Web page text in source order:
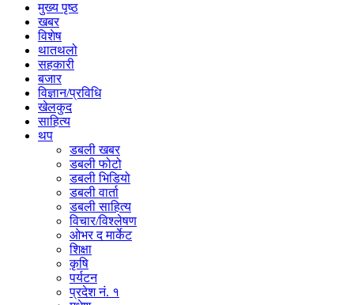
मुख्य पृष्ठ
खबर
विशेष
थातथलो
सहकारी
बजार
विज्ञान/प्रविधि
खेलकुद
साहित्य
थप
डबली खबर
डबली फोटो
डबली भिडियो
डबली वार्ता
डबली साहित्य
विचार/विश्‍लेषण
ओभर द मार्केट
शिक्षा
कृषि
पर्यटन
प्रदेश नं. १